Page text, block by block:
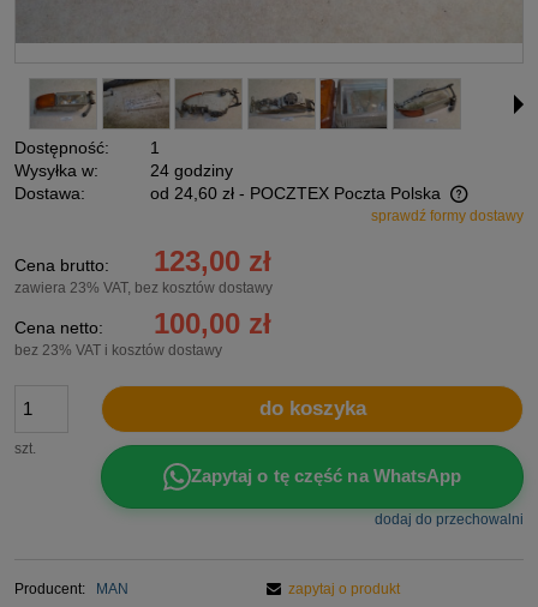
Dostępność:
1
Wysyłka w:
24 godziny
Dostawa:
od 24,60 zł - POCZTEX Poczta Polska
Cena nie zawiera ewentualnych kosztów płatnościsprawdź formy dostawy
Cena brutto: 123,00 zł
zawiera 23% VAT, bez kosztów dostawy
Cena netto: 100,00 zł
bez 23% VAT i kosztów dostawy
szt.
do koszyka
Zapytaj o tę część na WhatsApp
dodaj do przechowalni
Producent:
MAN
zapytaj o produkt